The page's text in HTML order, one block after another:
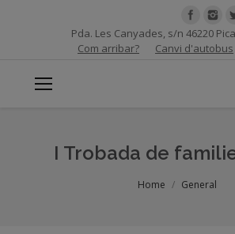
Pda. Les Canyades, s/n 46220
Com arribar?
Canvi d'autobus
I Trobada de
Home General